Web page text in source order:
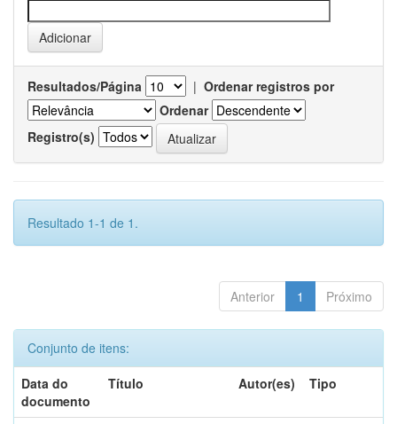
Resultados/Página | Ordenar registros por
Ordenar
Registro(s)
Resultado 1-1 de 1.
Anterior 1 Próximo
Conjunto de itens:
Data do
documento
Título Autor(es) Tipo